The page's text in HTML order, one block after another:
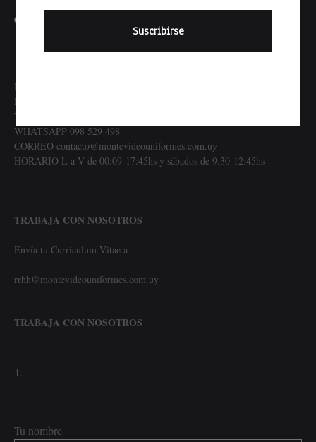
Contacto
DIRECCION Salvador Ferrer Serra 2172 enre Joaquín Requena y
Paullier
TELÉFONO 24015020
WHATSAPP 098 529 498
CORREO contacto@montevideouniformes.com.uy
HORARIO L a V de 00:09-17:45hs y sábados de 9:30-12:45hs
TRABAJA CON NOSOTROS
Envía tu Curriculum Vitae a
rrhh@montevideouniformes.com.uy
TRABAJA CON NOSOTROS
Tu nombre